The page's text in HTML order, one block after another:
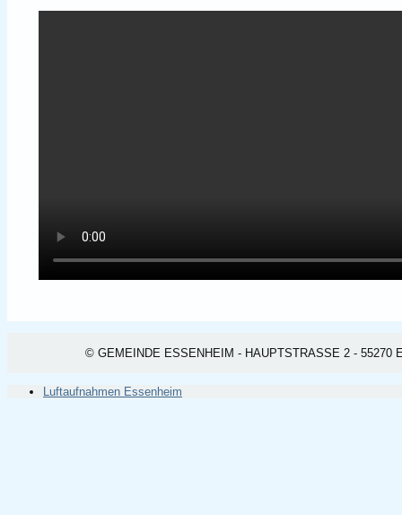
© GEMEINDE ESSENHEIM - HAUPTSTRASSE 2 - 55270
Luftaufnahmen Essenheim